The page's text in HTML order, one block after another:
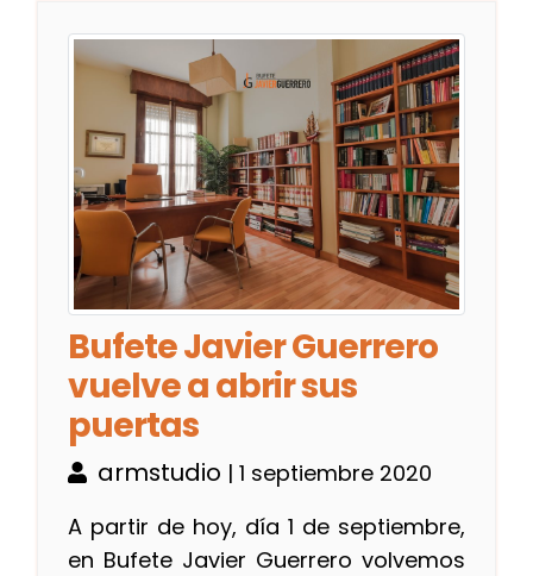
Bufete Javier Guerrero
vuelve a abrir sus
puertas
armstudio | 1 septiembre 2020
A partir de hoy, día 1 de septiembre,
en Bufete Javier Guerrero volvemos